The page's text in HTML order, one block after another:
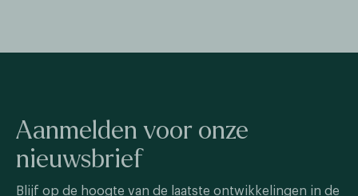
Aanmelden voor onze
nieuwsbrief
Blijf op de hoogte van de laatste ontwikkelingen in de